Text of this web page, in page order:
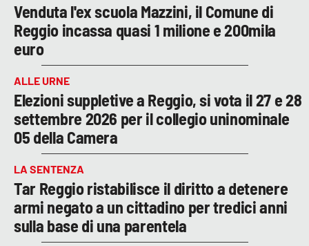
Venduta l'ex scuola Mazzini, il Comune di
Reggio incassa quasi 1 milione e 200mila
euro
ALLE URNE
Elezioni suppletive a Reggio, si vota il 27 e 28
settembre 2026 per il collegio uninominale
05 della Camera
LA SENTENZA
Tar Reggio ristabilisce il diritto a detenere
armi negato a un cittadino per tredici anni
sulla base di una parentela